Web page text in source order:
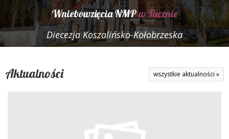
Wniebowzięcia NMPw Tucznie
Diecezja Koszalińsko-Kołobrzeska
Aktualności wszystkie aktualności »